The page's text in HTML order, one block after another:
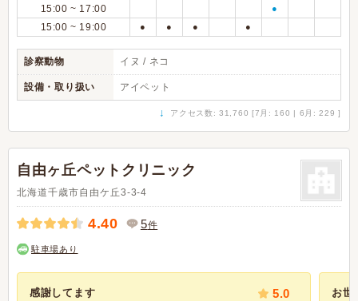
15:00 ~ 17:00 ●
15:00 ~ 19:00 ● ● ● ●
診察動物 イヌ / ネコ
設備・取り扱い アイペット
↓ アクセス数: 31,760 [7月: 160 | 6月: 229 ]
自由ヶ丘ペットクリニック
北海道千歳市自由ケ丘3-3-4
4.40 5件
駐車場あり
感謝してます 5.0 お世